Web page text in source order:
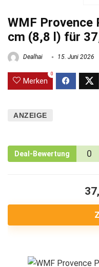
WMF Provence
cm (8,8 l) für
Dealhai 15. Juni 2026
Merken
0
ANZEIGE
Deal-Bewertung 0